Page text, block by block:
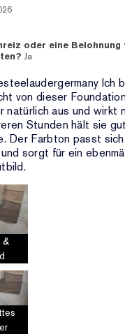
oder eine
Ja
Ich
von dieser
natürlich aus und wirkt
Stunden hält sie
Der Farbton passt
sorgt für ein
&